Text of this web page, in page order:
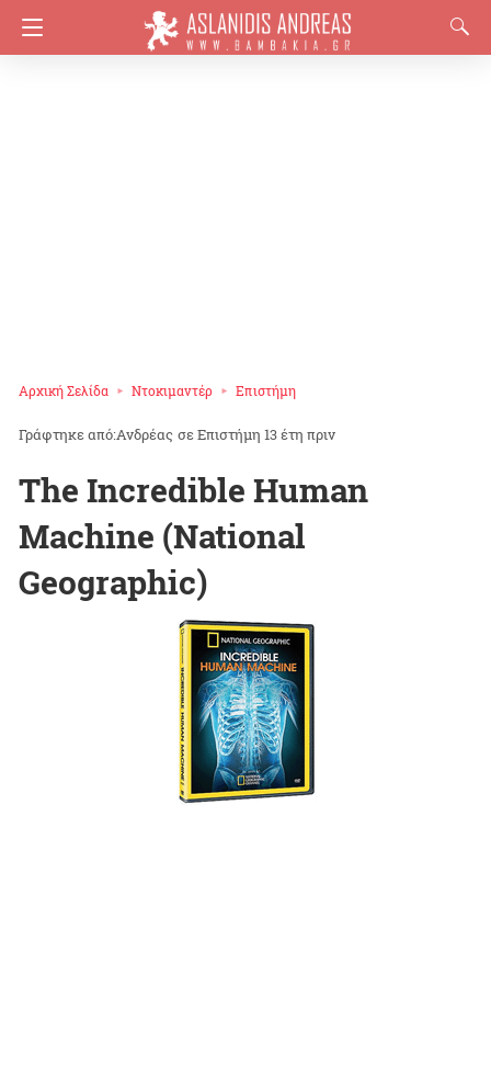
Αρχική Σελίδα Ντοκιμαντέρ Επιστήμη
Ανδρέας σεΕπιστήμη 13 έτη πριν
The Incredible Human
Machine (National
Geographic)